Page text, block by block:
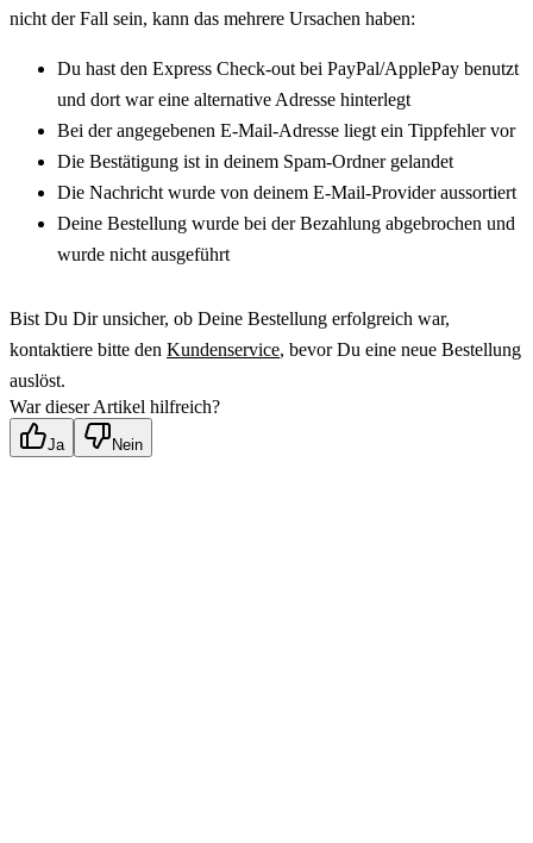
nicht der Fall sein, kann das mehrere Ursachen haben:
Du hast den Express Check-out bei PayPal/ApplePay benutzt
und dort war eine alternative Adresse hinterlegt
Bei der angegebenen E-Mail-Adresse liegt ein Tippfehler vor
Die Bestätigung ist in deinem Spam-Ordner gelandet
Die Nachricht wurde von deinem E-Mail-Provider aussortiert
Deine Bestellung wurde bei der Bezahlung abgebrochen und
wurde nicht ausgeführt
Bist Du Dir unsicher, ob Deine Bestellung erfolgreich war,
kontaktiere bitte den Kundenservice, bevor Du eine neue Bestellung
auslöst.
War dieser Artikel hilfreich?
Ja Nein